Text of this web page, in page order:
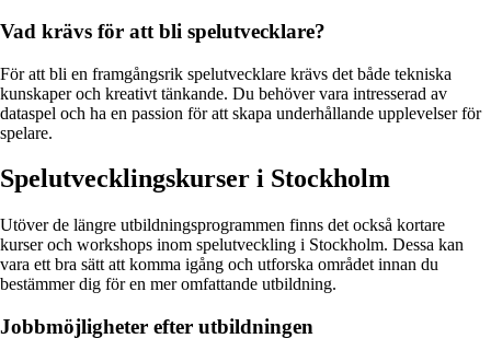
Vad krävs för att bli spelutvecklare?
För att bli en framgångsrik spelutvecklare krävs det både tekniska
kunskaper och kreativt tänkande. Du behöver vara intresserad av
dataspel och ha en passion för att skapa underhållande upplevelser för
spelare.
Spelutvecklingskurser i Stockholm
Utöver de längre utbildningsprogrammen finns det också kortare
kurser och workshops inom spelutveckling i Stockholm. Dessa kan
vara ett bra sätt att komma igång och utforska området innan du
bestämmer dig för en mer omfattande utbildning.
Jobbmöjligheter efter utbildningen